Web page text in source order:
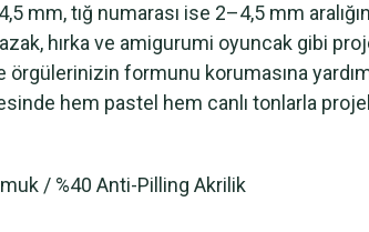
mm, tığ numarası ise 2–4,5 mm
hırka ve amigurumi oyuncak gibi
örgülerinizin formunu korumasına
hem pastel hem canlı tonlarla
/ %40 Anti-Pilling Akrilik